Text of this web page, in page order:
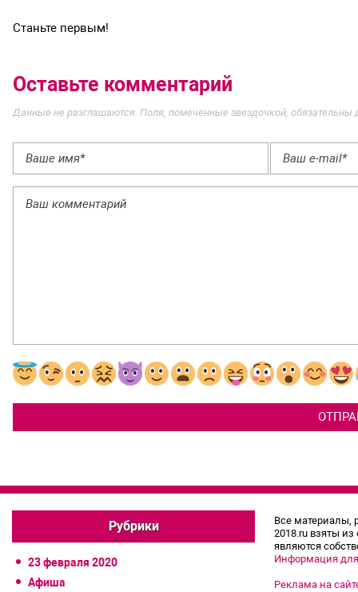
Станьте первым!
Оставьте комментарий
Данные не разглашаются. Поля, помеченные звездочкой, обязательны
Рубрики
23 февраля 2020
Афиша
Все материалы,
2018.ru взяты
являются
Информация
Реклама на